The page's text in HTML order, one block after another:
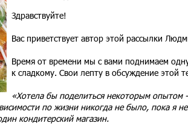
Здравствуйте!
Вас приветствует автор этой рассылки
Время от времени мы с вами поднимаем
к сладкому. Свои лепту в обсуждение этой
«Хотела бы поделиться некоторым опытом
по жизни никогда не было, пока я
кондитерский магазин.